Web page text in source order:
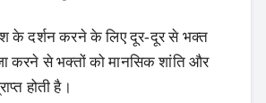
के दर्शन करने के लिए दूर-दूर से भक्त
करने से भक्तों को मानसिक शांति और
होती है।